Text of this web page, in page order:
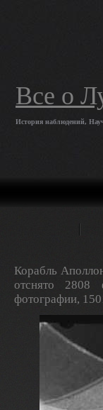
Все о
История наблюдений,
Корабль
отснято 2808
фотографии,